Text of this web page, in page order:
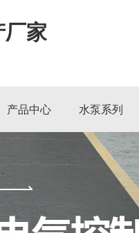
家
产品中心 水泵系列